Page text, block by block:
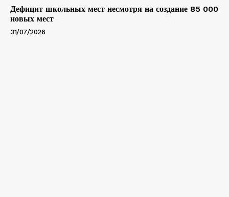
Дефицит школьных мест несмотря на создание 85 000
новых мест
31/07/2026